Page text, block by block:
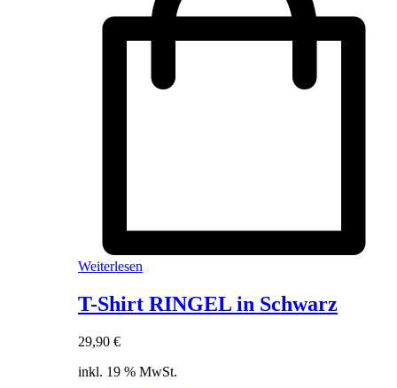
Weiterlesen
T-Shirt RINGEL in Schwarz
29,90 €
inkl. 19 % MwSt.